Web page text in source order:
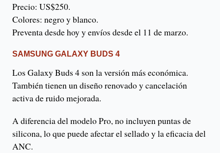
Precio: US$250.
Colores: negro y blanco.
Preventa desde hoy y envíos desde el 11 de marzo.
SAMSUNG GALAXY BUDS 4
Los Galaxy Buds 4 son la versión más económica.
También tienen un diseño renovado y cancelación
activa de ruido mejorada.
A diferencia del modelo Pro, no incluyen puntas de
silicona, lo que puede afectar el sellado y la eficacia del
ANC.